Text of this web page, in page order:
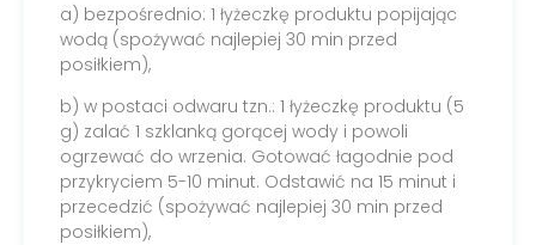
a) bezpośrednio: 1 łyżeczkę produktu popijając
wodą (spożywać najlepiej 30 min przed
posiłkiem),
b) w postaci odwaru tzn.: 1 łyżeczkę produktu (5
g) zalać 1 szklanką gorącej wody i powoli
ogrzewać do wrzenia. Gotować łagodnie pod
przykryciem 5-10 minut. Odstawić na 15 minut i
przecedzić (spożywać najlepiej 30 min przed
posiłkiem),